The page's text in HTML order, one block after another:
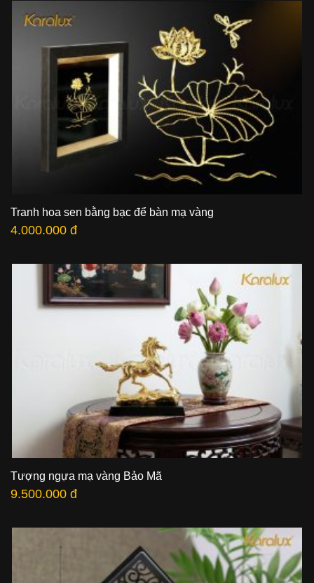
Tranh hoa sen bằng bạc để bàn mạ vàng
4.000.000 đ
Tượng ngựa mạ vàng Bảo Mã
9.500.000 đ